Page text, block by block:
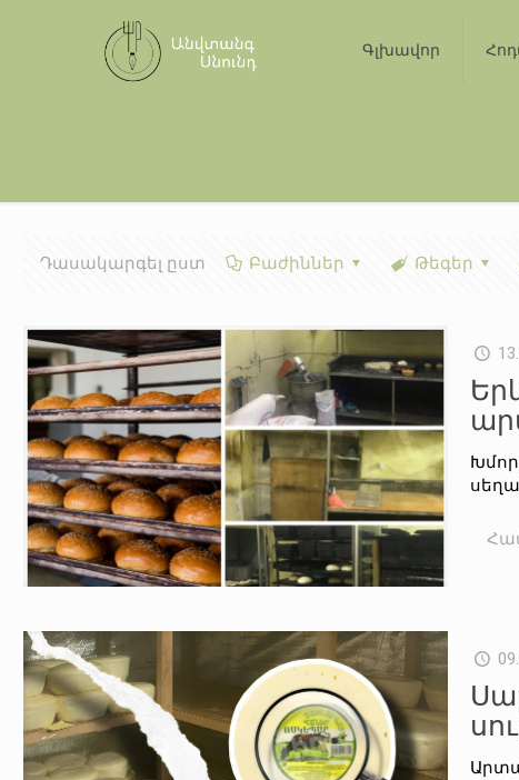
Գլխավոր
Դասակարգել ըստ Բաժիններ Թեգեր